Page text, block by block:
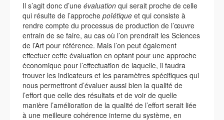
Il s’agit donc d’une évaluation qui serait proche de celle
qui résulte de l’approche poïétique et qui consiste à
rendre compte du processus de production de l’œuvre
entrain de se faire, au cas où l’on prendrait les Sciences
de l’Art pour référence. Mais l’on peut également
effectuer cette évaluation en optant pour une approche
économique pour l’effectuation de laquelle, il faudra
trouver les indicateurs et les paramètres spécifiques qui
nous permettront d’évaluer aussi bien la qualité de
l’effort que celle des résultats et de voir de quelle
manière l’amélioration de la qualité de l’effort serait liée
à une meilleure cohérence interne du système, en